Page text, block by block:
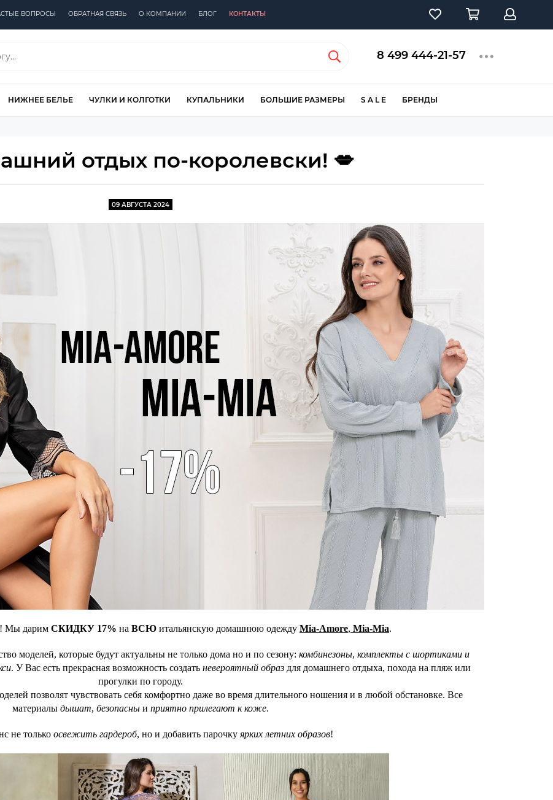
ВОПРОСЫ ОБРАТНАЯ СВЯЗЬ О КОМПАНИИ БЛОГ КОНТАКТЫ
8 499 444-21-57
НИЖНЕЕ БЕЛЬЕ ЧУЛКИ И КОЛГОТКИ КУПАЛЬНИКИ БОЛЬШИЕ РАЗМЕРЫ S A L E БРЕНДЫ
отдых по-королевски! 💋
09 АВГУСТА 2024
Мы дарим СКИДКУ 17% на ВСЮ итальянскую домашнюю одежду Mia-Amore, Mia-Mia.
моделей, которые будут актуальны не только дома но и по сезону: комбинезоны, комплекты с шортиками и
. У Вас есть прекрасная возможность создать невероятный образ для домашнего отдыха, похода на пляж или
прогулки по городу.
позволят чувствовать себя комфортно даже во время длительного ношения и в любой обстановке. Все
материалы дышат, безопасны и приятно прилегают к коже.
не только освежить гардероб, но и добавить парочку ярких летних образов!